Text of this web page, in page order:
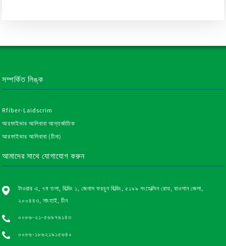
সম্পর্কিত লিঙ্ক
Rfiber-Laidscrim
আরফাইভার আলিবাবা আন্তর্জাতিক
আরফাইভার আলিবাবা (চীনা)
আমাদের সাথে যোগাযোগ করুন
টাওয়ার এ, ৭ম তলা, বিল্ডিং ১, জেনাস ফরচুন বিল্ডিং, ৫১৯৯ গংহেক্সিন রোড, বাওশান জেলা,
২০০৪৪৩, সাংহাই, চীন
০০৮৬-২১-৫৬৯৭৬১৪৩
০০৮৬-১৮৬২১৯১৫৬৪০